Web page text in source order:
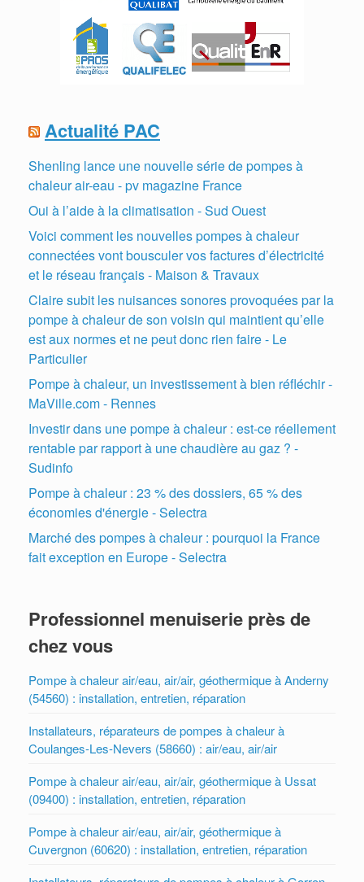
Actualité PAC
Shenling lance une nouvelle série de pompes à
chaleur air-eau - pv magazine France
Oui à l’aide à la climatisation - Sud Ouest
Voici comment les nouvelles pompes à chaleur
connectées vont bousculer vos factures d’électricité
et le réseau français - Maison & Travaux
Claire subit les nuisances sonores provoquées par la
pompe à chaleur de son voisin qui maintient qu’elle
est aux normes et ne peut donc rien faire - Le
Particulier
Pompe à chaleur, un investissement à bien réfléchir -
MaVille.com - Rennes
Investir dans une pompe à chaleur : est-ce réellement
rentable par rapport à une chaudière au gaz ? -
Sudinfo
Pompe à chaleur : 23 % des dossiers, 65 % des
économies d'énergie - Selectra
Marché des pompes à chaleur : pourquoi la France
fait exception en Europe - Selectra
Professionnel menuiserie près de
chez vous
Pompe à chaleur air/eau, air/air, géothermique à Anderny
(54560) : installation, entretien, réparation
Installateurs, réparateurs de pompes à chaleur à
Coulanges-Les-Nevers (58660) : air/eau, air/air
Pompe à chaleur air/eau, air/air, géothermique à Ussat
(09400) : installation, entretien, réparation
Pompe à chaleur air/eau, air/air, géothermique à
Cuvergnon (60620) : installation, entretien, réparation